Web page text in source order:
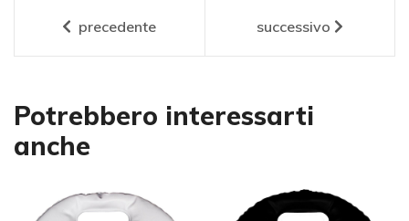
precedente successivo
Potrebbero interessarti
anche